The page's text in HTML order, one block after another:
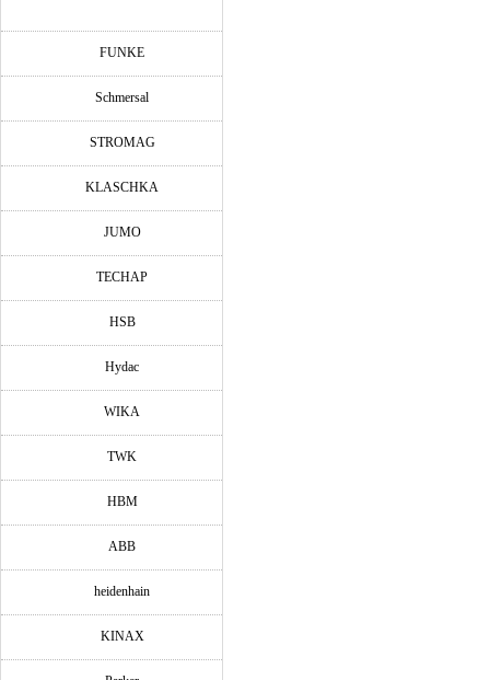
FUNKE
Schmersal
STROMAG
KLASCHKA
JUMO
TECHAP
HSB
Hydac
WIKA
TWK
HBM
ABB
heidenhain
KINAX